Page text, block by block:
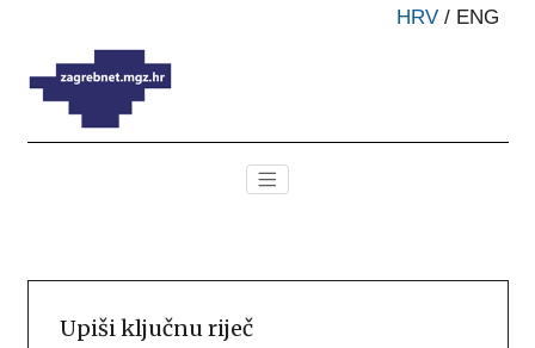
HRV / ENG